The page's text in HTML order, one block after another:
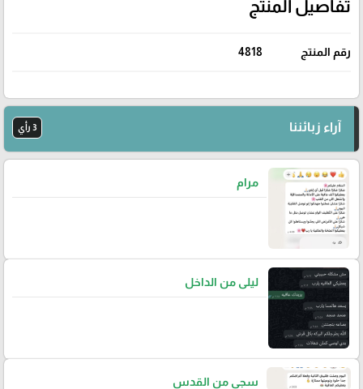
تفاصيل المنتج
رقم المنتج 4818
آراء زبائننا 3 رأي
مرام
ليلى من الداخل
سجى من القدس